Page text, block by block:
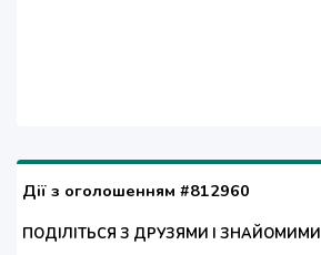
Дії з оголошенням #812960
ПОДІЛІТЬСЯ З ДРУЗЯМИ І ЗНАЙОМИМИ